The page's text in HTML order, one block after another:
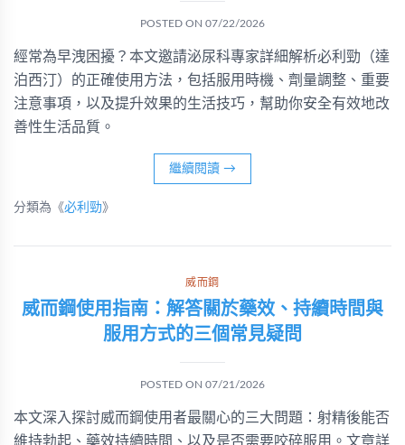
POSTED ON 07/22/2026
經常為早洩困擾？本文邀請泌尿科專家詳細解析必利勁（達
泊西汀）的正確使用方法，包括服用時機、劑量調整、重要
注意事項，以及提升效果的生活技巧，幫助你安全有效地改
善性生活品質。
繼續閱讀 →
分類為《必利勁》
威而鋼
威而鋼使用指南：解答關於藥效、持續時間與
服用方式的三個常見疑問
POSTED ON 07/21/2026
本文深入探討威而鋼使用者最關心的三大問題：射精後能否
維持勃起、藥效持續時間、以及是否需要咬碎服用。文章詳